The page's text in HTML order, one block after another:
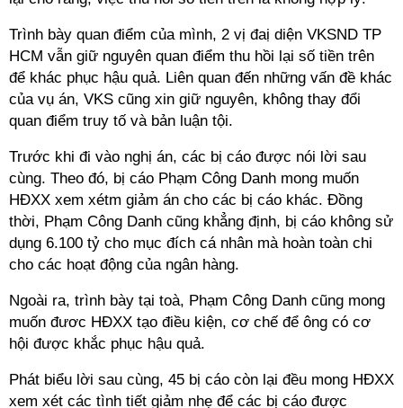
Trình bày quan điểm của mình, 2 vị đaị diện VKSND TP
HCM vẫn giữ nguyên quan điểm thu hồi lại số tiền trên
để khác phục hậu quả. Liên quan đến những vấn đề khác
của vụ án, VKS cũng xin giữ nguyên, không thay đổi
quan điểm truy tố và bản luận tội.
Trước khi đi vào nghị án, các bị cáo được nói lời sau
cùng. Theo đó, bị cáo Phạm Công Danh mong muốn
HĐXX xem xétm giảm án cho các bị cáo khác. Đồng
thời, Phạm Công Danh cũng khẳng định, bị cáo không sử
dụng 6.100 tỷ cho mục đích cá nhân mà hoàn toàn chi
cho các hoạt động của ngân hàng.
Ngoài ra, trình bày tại toà, Phạm Công Danh cũng mong
muốn đươc HĐXX tạo điều kiện, cơ chế để ông có cơ
hội được khắc phục hậu quả.
Phát biểu lời sau cùng, 45 bị cáo còn lại đều mong HĐXX
xem xét các tình tiết giảm nhẹ để các bị cáo được